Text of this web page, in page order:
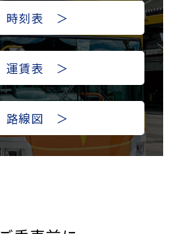
時刻表 ＞
運賃表 ＞
路線図 ＞